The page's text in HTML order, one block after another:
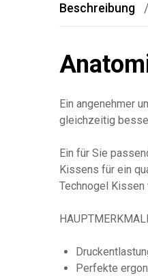
Beschreibung
Ein angenehmer
gleichzeitig
Ein für Sie
Kissens für ein
Technogel
Perfekte